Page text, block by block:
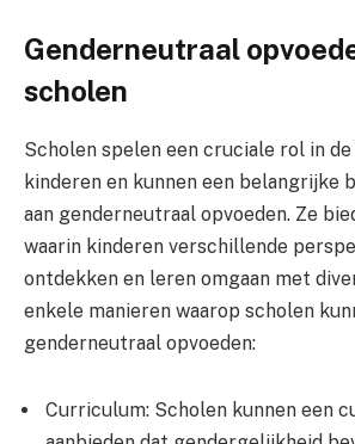
Genderneutraal
scholen
Scholen spelen een cruciale rol in
kinderen en kunnen een belangrijke
aan genderneutraal opvoeden. Ze
waarin kinderen verschillende
ontdekken en leren omgaan met
enkele manieren waarop scholen
genderneutraal opvoeden:
Curriculum: Scholen kunnen een